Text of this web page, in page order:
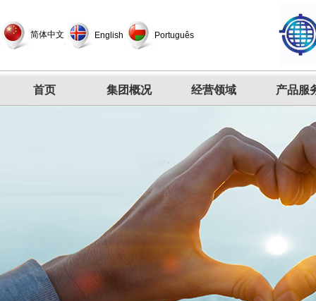
简体中文 English Português
首页 集团概况 经营领域 产品服